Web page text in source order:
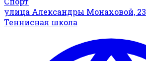
улица Александры Монаховой, 23
Теннисная школа